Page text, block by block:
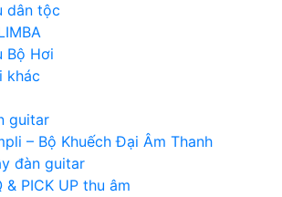
dân tộc
Bộ Hơi
khác
guitar
– Bộ Khuếch Đại Âm Thanh
đàn guitar
& PICK UP thu âm